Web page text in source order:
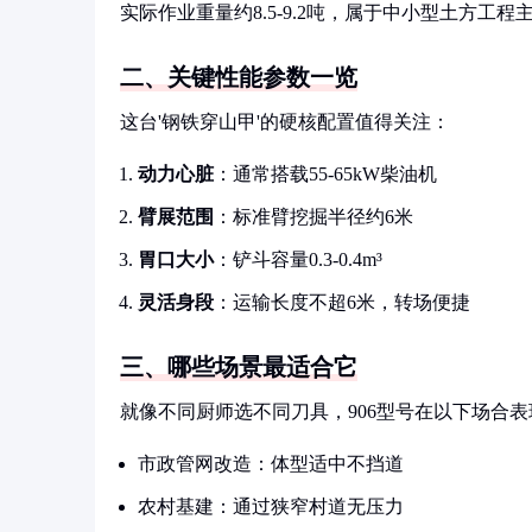
实际作业重量约8.5-9.2吨，属于中小型土方工程主
二、关键性能参数一览
这台'钢铁穿山甲'的硬核配置值得关注：
动力心脏：通常搭载55-65kW柴油机
臂展范围 ：标准臂挖掘半径约6米
胃口大小：铲斗容量0.3-0.4m³
灵活身段 ：运输长度不超6米，转场便捷
三、哪些场景最适合它
就像不同厨师选不同刀具，906型号在以下场合表
市政管网改造：体型适中不挡道
农村基建：通过狭窄村道无压力